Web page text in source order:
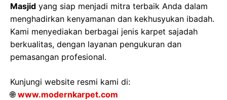
Masjid yang siap menjadi mitra terbaik Anda dalam
menghadirkan kenyamanan dan kekhusyukan ibadah.
Kami menyediakan berbagai jenis karpet sajadah
berkualitas, dengan layanan pengukuran dan
pemasangan profesional.
Kunjungi website resmi kami di:
🌐www.modernkarpet.com